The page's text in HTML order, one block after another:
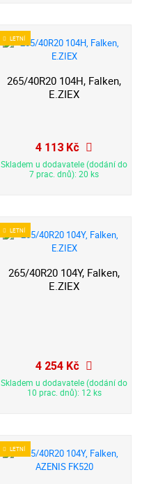
LETNÍ
265/40R20 104H, Falken,
E.ZIEX
4 113 Kč
Skladem u dodavatele (dodání do
7 prac. dnů): 20 ks
LETNÍ
265/40R20 104Y, Falken,
E.ZIEX
4 254 Kč
Skladem u dodavatele (dodání do
10 prac. dnů): 12 ks
LETNÍ